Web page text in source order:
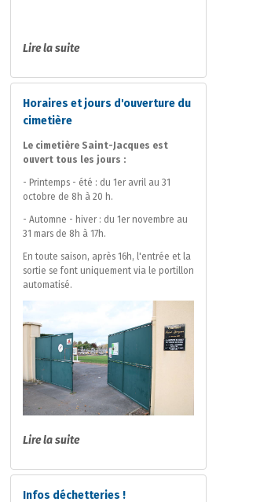
Lire la suite
Horaires et jours d'ouverture du
cimetière
Le cimetière Saint-Jacques est
ouvert tous les jours :
- Printemps - été : du 1er avril au 31
octobre de 8h à 20 h.
- Automne - hiver : du 1er novembre au
31 mars de 8h à 17h.
En toute saison, après 16h, l'entrée et la
sortie se font uniquement via le portillon
automatisé.
Lire la suite
Infos déchetteries !